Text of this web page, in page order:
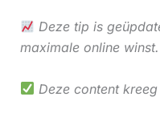
Deze tip is
maximale online winst.
Deze content